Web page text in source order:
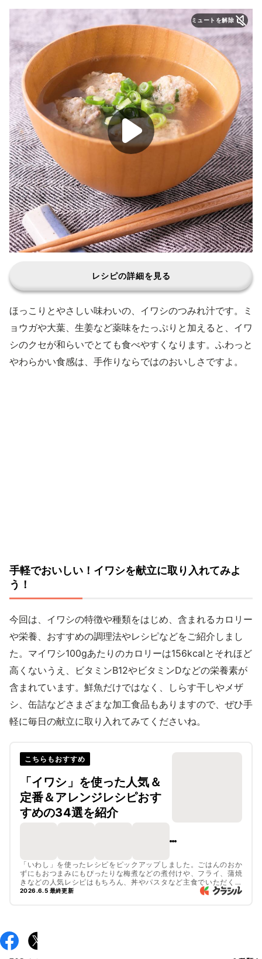
ミュートを解除
レシピの詳細を見る
ほっこりとやさしい味わいの、イワシのつみれ汁です。ミ
ョウガや大葉、生姜など薬味をたっぷりと加えると、イワ
シのクセが和らいでとても食べやすくなります。ふわっと
やわらかい食感は、手作りならではのおいしさですよ。
手軽でおいしい！イワシを献立に取り入れてみよ
う！
今回は、イワシの特徴や種類をはじめ、含まれるカロリー
や栄養、おすすめの調理法やレシピなどをご紹介しまし
た。マイワシ100gあたりのカロリーは156kcalとそれほど
高くないうえ、ビタミンB12やビタミンDなどの栄養素が
含まれています。鮮魚だけではなく、しらす干しやメザ
シ、缶詰などさまざまな加工食品もありますので、ぜひ手
軽に毎日の献立に取り入れてみてくださいね。
こちらもおすすめ
「イワシ」を使った人気＆
定番＆アレンジレシピおす
すめの34選を紹介
「いわし」を使ったレシピをピックアップしました。ごはんのおか
ずにもおつまみにもぴったりな梅煮などの煮付けや、フライ、蒲焼
きなどの人気レシピはもちろん、丼やパスタなど主食でいただくレ
シピ、手軽なイワシ缶を使ったレシピもご紹介しています。ぜひチ
2026.6.5 最終更新